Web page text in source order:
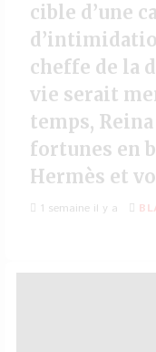
cible d’une
cheffe de la
vie serait
temps,
fortunes en
Hermès et
1 semaine il y a